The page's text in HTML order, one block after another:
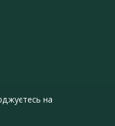
на